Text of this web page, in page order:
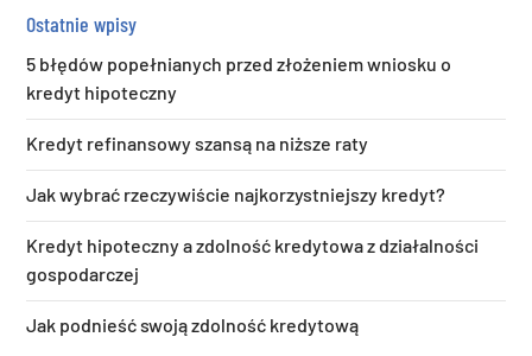
Ostatnie wpisy
5 błędów popełnianych przed złożeniem wniosku o
kredyt hipoteczny
Kredyt refinansowy szansą na niższe raty
Jak wybrać rzeczywiście najkorzystniejszy kredyt?
Kredyt hipoteczny a zdolność kredytowa z działalności
gospodarczej
Jak podnieść swoją zdolność kredytową